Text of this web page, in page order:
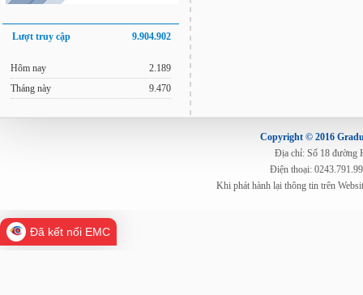
Lượt truy cập 9.904.902
Hôm nay
Tháng này
2.189
9.470
Copyright © 2016
Địa chỉ: Số 18 đường
Điện thoại:
Khi phát hành lại thông tin trên
Đã kết nối EMC